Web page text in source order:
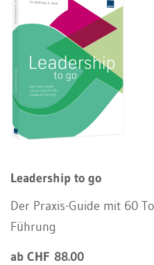
Leadership to go
Der Praxis-Guide mit 60
Führung
ab CHF 88.00